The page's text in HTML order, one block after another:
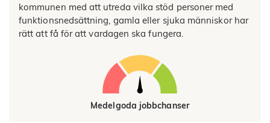
kommunen med att utreda vilka stöd personer med
funktionsnedsättning, gamla eller sjuka människor har
rätt att få för att vardagen ska fungera.
Medelgoda jobbchanser